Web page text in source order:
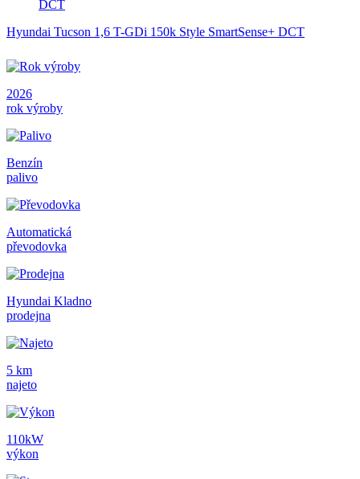
Hyundai Tucson 1,6 T-GDi 150k Style SmartSense+ DCT
2026
rok výroby
Benzín
palivo
Automatická
převodovka
Hyundai Kladno
prodejna
5 km
najeto
110kW
výkon